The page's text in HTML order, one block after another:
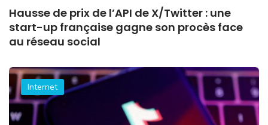
Hausse de prix de l’API de X/Twitter : une
start-up française gagne son procès face
au réseau social
Internet